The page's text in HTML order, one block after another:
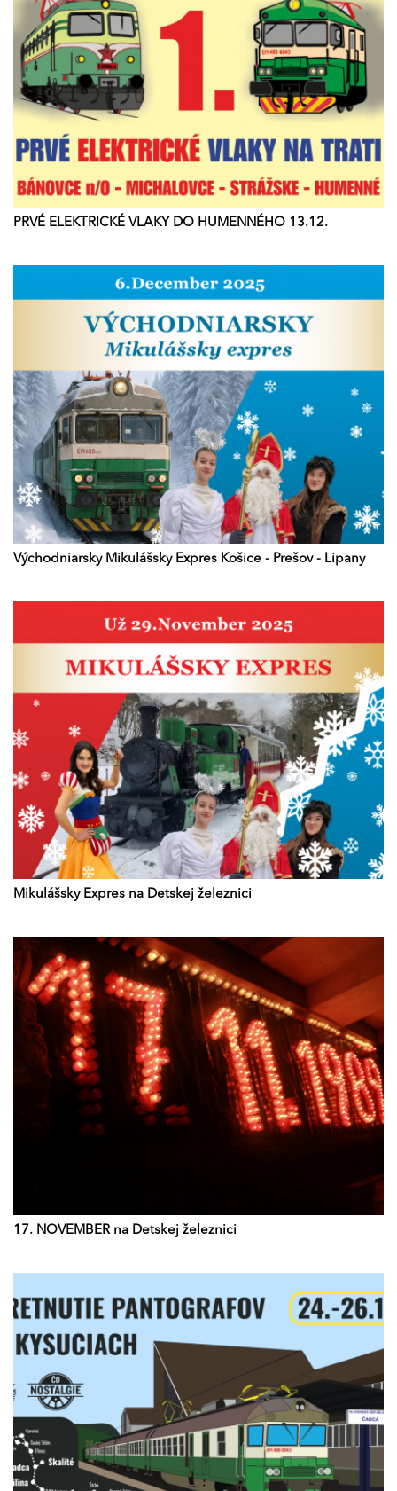
PRVÉ ELEKTRICKÉ VLAKY DO HUMENNÉHO 13.12.
Východniarsky Mikulášsky Expres Košice - Prešov - Lipany
Mikulášsky Expres na Detskej železnici
17. NOVEMBER na Detskej železnici